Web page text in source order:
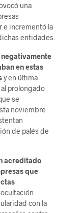
una
e incrementó la
entidades.
en estas
y en última
prolongado
se
noviembre
de palés de
acreditado
que
ocultación
con la